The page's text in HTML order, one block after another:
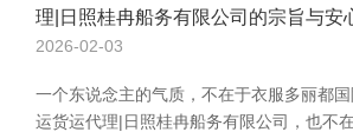
理|日照桂冉船务有限公司的宗旨与安
2026-02-03
一个东说念主的气质，不在于衣服多丽都
运货运代理|日照桂冉船务有限公司，也不